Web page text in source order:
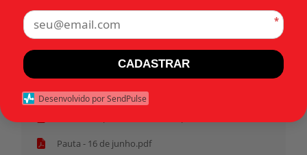
Tags:
Início
Pauta - 16 de junho.pdf
*
CADASTRAR
Desenvolvido por SendPulse